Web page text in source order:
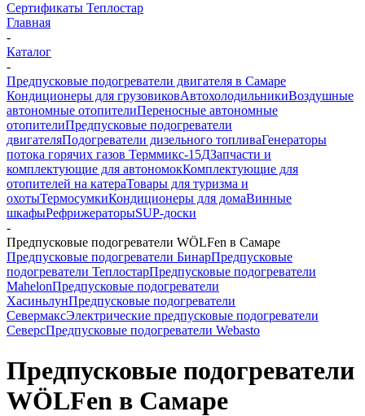
Сертификаты Теплостар
Главная
-
Каталог
-
Предпусковые подогреватели двигателя в Самаре
Кондиционеры для грузовиковАвтохолодильникиВоздушные
автономные отопителиПереносные автономные
отопителиПредпусковые подогреватели
двигателяПодогреватели дизельного топливаГенераторы
потока горячих газов Терммикс-15ДЗапчасти и
комплектующие для автономокКомплектующие для
отопителей на катераТовары для туризма и
охотыТермосумкиКондиционеры для домаВинные
шкафыРефрижераторыSUP-доски
-
Предпусковые подогреватели WÖLFen в Самаре
Предпусковые подогреватели БинарПредпусковые
подогреватели ТеплостарПредпусковые подогреватели
MahelonПредпусковые подогреватели
ХасиньлунПредпусковые подогреватели
СевермаксЭлектрические предпусковые подогреватели
СеверсПредпусковые подогреватели Webasto
Предпусковые подогреватели
WÖLFen в Самаре